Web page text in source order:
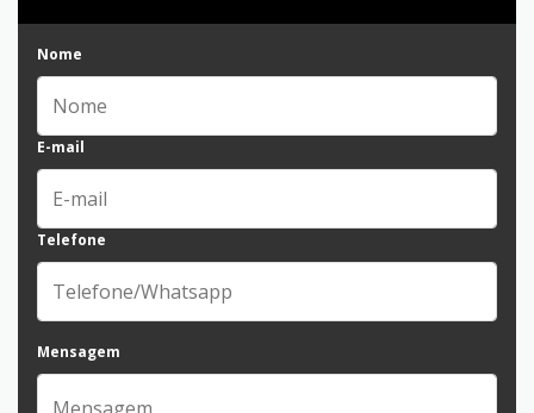
Nome
E-mail
Telefone
Mensagem